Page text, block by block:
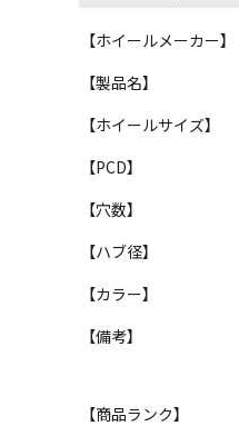
【ホイールメーカー】
【製品名】
【ホイールサイズ】
【PCD】
【穴数】
【ハブ径】
【カラー】
【備考】
【商品ランク】